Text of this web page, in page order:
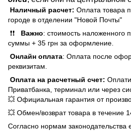
Наличный расчет: Оплата товара
городе в отделении "Новой Почты"
❗❗ Важно: стоимость наложенного
суммы + 35 грн за оформление.
Онлайн оплата: Оплата после
реквизитам.
Оплата на расчетный счет:
Приватбанка, терминал или через
💥 Официальная гарантия от
💥 Обмен/возврат товара в течение
Согласно нормам законодательства